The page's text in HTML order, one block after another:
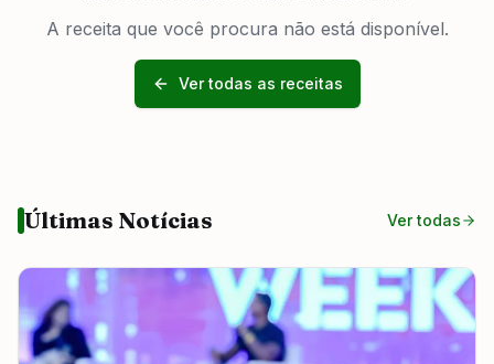
A receita que você procura não está disponível.
Ver todas as receitas
Últimas Notícias Ver todas